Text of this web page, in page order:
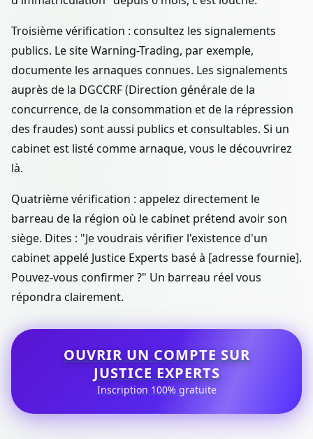
Troisième vérification : consultez les signalements
publics. Le site Warning-Trading, par exemple,
documente les arnaques connues. Les signalements
auprès de la DGCCRF (Direction générale de la
concurrence, de la consommation et de la répression
des fraudes) sont aussi publics et consultables. Si un
cabinet est listé comme arnaque, vous le découvrirez
là.
Quatrième vérification : appelez directement le
barreau de la région où le cabinet prétend avoir son
siège. Dites : "Je voudrais vérifier l'existence d'un
cabinet appelé Justice Experts basé à [adresse fournie].
Pouvez-vous confirmer ?" Un barreau réel vous
répondra clairement.
OUVRIR UN COMPTE SUR
JUSTICE EXPERTS
Inscription 100% gratuite